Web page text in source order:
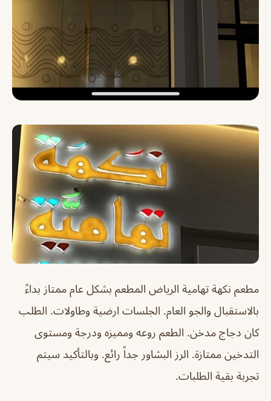
مطعم نكهة تهامية الرياض المطعم بشكل عام ممتاز بداءً
بالاستقبال والجو العام. الجلسات ارضية وطاولات. الطلب
كان دجاج مدخن. الطعم روعه ومميزه ودرجة ومستوى
التدخين ممتازة. الرز البشاور جداً رائع. وبالتأكيد سيتم
تجربة بقية الطلبات.